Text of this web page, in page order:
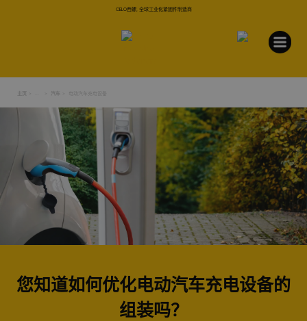
CELO西螺, 全球工业化紧固件制造商
主页 汽车 电动汽车充电设备
您知道如何优化电动汽车充电设备的
组装吗？